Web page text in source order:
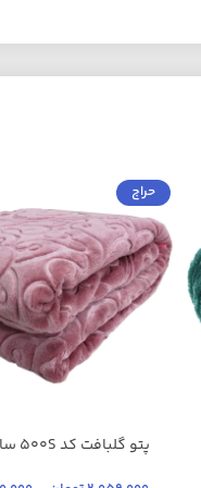
حراج
آبی کاربنی